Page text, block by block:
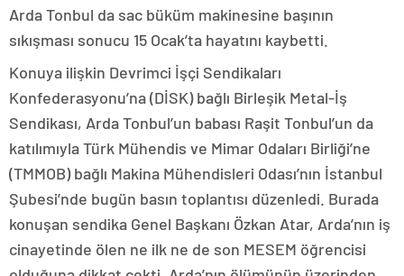
Arda Tonbul da sac büküm makinesine başının
sıkışması sonucu 15 Ocak’ta hayatını kaybetti.
Konuya ilişkin Devrimci İşçi Sendikaları
Konfederasyonu’na (DİSK) bağlı Birleşik Metal-İş
Sendikası, Arda Tonbul’un babası Raşit Tonbul’un da
katılımıyla Türk Mühendis ve Mimar Odaları Birliği’ne
(TMMOB) bağlı Makina Mühendisleri Odası’nın İstanbul
Şubesi’nde bugün basın toplantısı düzenledi. Burada
konuşan sendika Genel Başkanı Özkan Atar, Arda’nın iş
cinayetinde ölen ne ilk ne de son MESEM öğrencisi